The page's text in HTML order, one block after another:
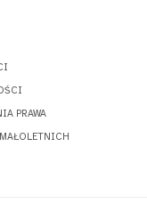
PRAWA